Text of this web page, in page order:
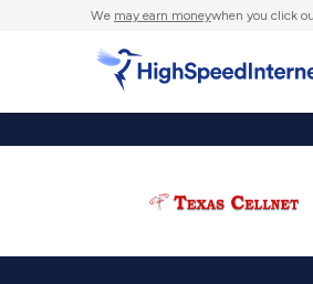
We may earn moneywhen you click